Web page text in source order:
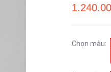
Chọn màu: